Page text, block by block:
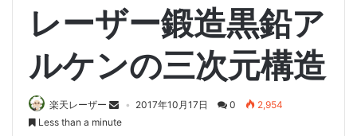
レーザー鍛造黒鉛ア
ルケンの三次元構造
楽天レーザー 2017年10月17日 0
2,954
Less than a minute